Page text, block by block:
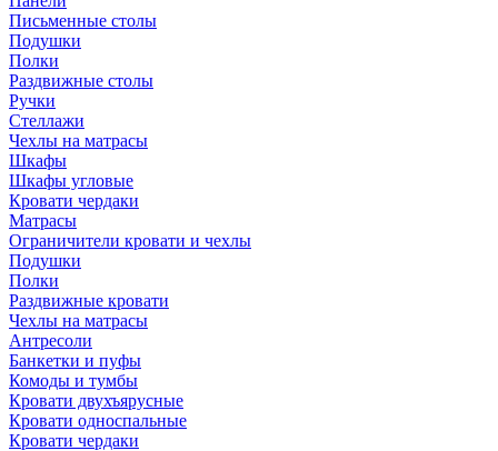
Письменные столы
Подушки
Полки
Раздвижные столы
Ручки
Стеллажи
Чехлы на матрасы
Шкафы
Шкафы угловые
Кровати чердаки
Матрасы
Ограничители кровати и чехлы
Подушки
Полки
Раздвижные кровати
Чехлы на матрасы
Антресоли
Банкетки и пуфы
Комоды и тумбы
Кровати двухъярусные
Кровати односпальные
Кровати чердаки